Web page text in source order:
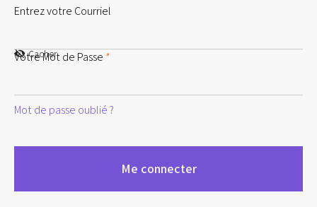
Entrez votre Courriel
Votre Mot de Passe *
Cacher
Mot de passe oublié ?